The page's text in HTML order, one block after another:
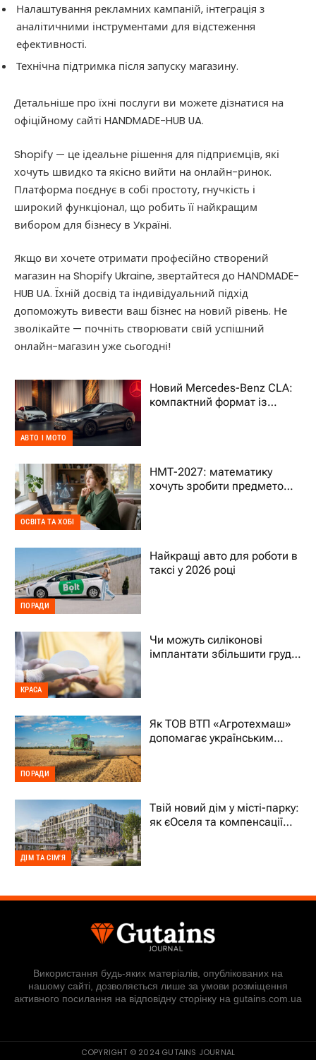
Налаштування рекламних кампаній, інтеграція з
аналітичними інструментами для відстеження
ефективності.
Технічна підтримка після запуску магазину.
Детальніше про їхні послуги ви можете дізнатися на
офіційному сайті HANDMADE-HUB UA.
Shopify — це ідеальне рішення для підприємців, які
хочуть швидко та якісно вийти на онлайн-ринок.
Платформа поєднує в собі простоту, гнучкість і
широкий функціонал, що робить її найкращим
вибором для бізнесу в Україні.
Якщо ви хочете отримати професійно створений
магазин на Shopify Ukraine, звертайтеся до HANDMADE-
HUB UA. Їхній досвід та індивідуальний підхід
допоможуть вивести ваш бізнес на новий рівень. Не
зволікайте — почніть створювати свій успішний
онлайн-магазин уже сьогодні!
АВТО І МОТО
Новий Mercedes-Benz CLA:
компактний формат із
ОСВІТА ТА ХОБІ
НМТ-2027: математику
хочуть зробити предметом
ПОРАДИ
Найкращі авто для роботи в
таксі у 2026 році
КРАСА
Чи можуть силіконові
імплантати збільшити груди
ПОРАДИ
Як ТОВ ВТП «Агротехмаш»
допомагає українським
ДІМ ТА СІМ'Я
Твій новий дім у місті-парку:
як єОселя та компенсації
Використання будь-яких матеріалів, опублікованих на
нашому сайті, дозволяється лише за умови розміщення
активного посилання на відповідну сторінку на gutains.com.ua
COPYRIGHT © 2024 GUTAINS JOURNAL